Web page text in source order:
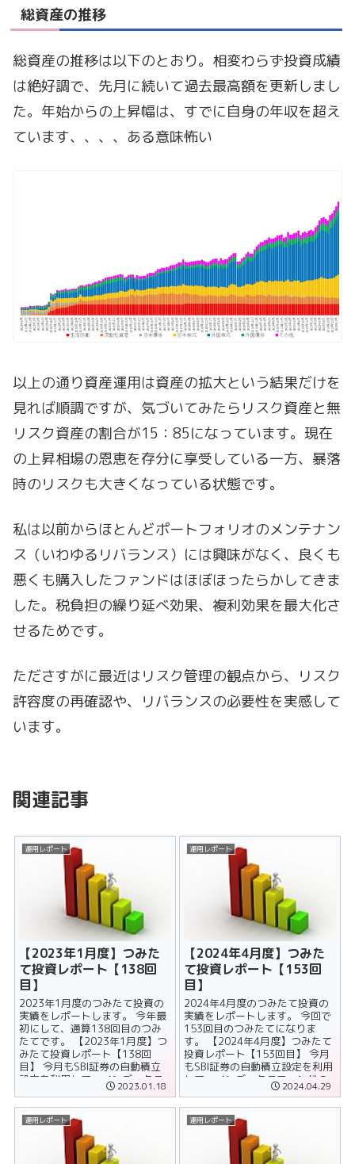
総資産の推移
総資産の推移は以下のとおり。相変わらず投資成績
は絶好調で、先月に続いて過去最高額を更新しまし
た。年始からの上昇幅は、すでに自身の年収を超え
ています、、、、ある意味怖い
以上の通り資産運用は資産の拡大という結果だけを
見れば順調ですが、気づいてみたらリスク資産と無
リスク資産の割合が15：85になっています。現在
の上昇相場の恩恵を存分に享受している一方、暴落
時のリスクも大きくなっている状態です。
私は以前からほとんどポートフォリオのメンテナン
ス（いわゆるリバランス）には興味がなく、良くも
悪くも購入したファンドはほぼほったらかしてきま
した。税負担の繰り延べ効果、複利効果を最大化さ
せるためです。
たださすがに最近はリスク管理の観点から、リスク
許容度の再確認や、リバランスの必要性を実感して
います。
関連記事
運用レポート
【2023年1月度】つみた
て投資レポート【138回
目】
2023年1月度のつみたて投資の
実績をレポートします。 今年最
初にして、通算138回目のつみ
たてです。 【2023年1月度】つ
みたて投資レポート【138回
目】 今月もSBI証券の自動積立
設定を利用して、インデックス
ファンドの買い付けを......2023.01.18
運用レポート
【2024年4月度】つみた
て投資レポート【153回
目】
2024年4月度のつみたて投資の
実績をレポートします。 今回で
153回目のつみたてになりま
す。 【2024年4月度】つみたて
投資レポート【153回目】 今月
もSBI証券の自動積立設定を利用
して、インデックスファンドの
買い付けを行いまし......2024.04.29
運用レポート 運用レポート